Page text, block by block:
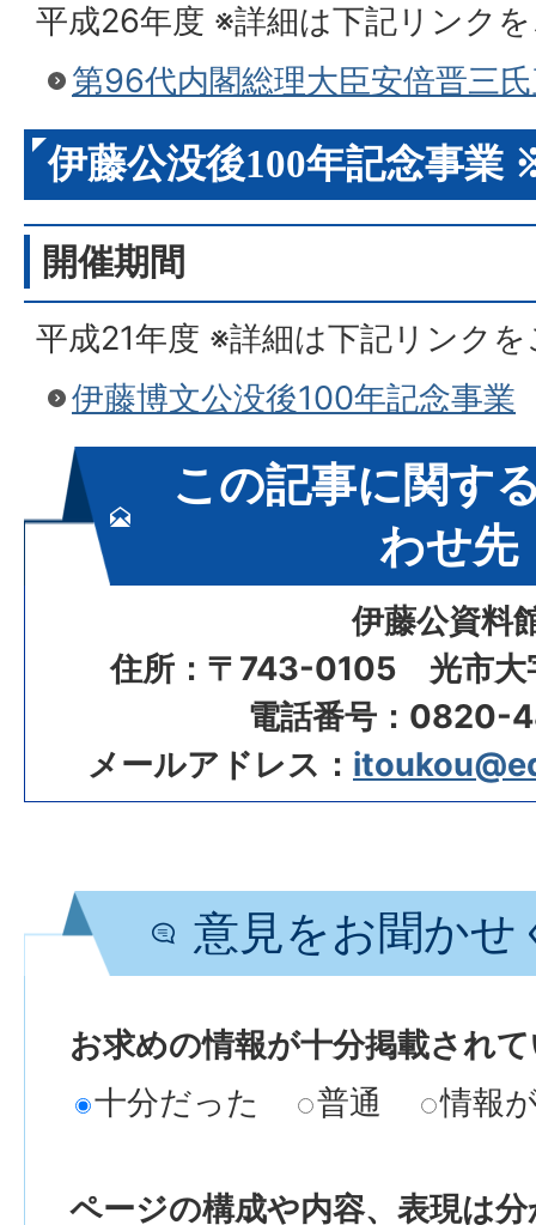
平成26年度 ※詳細は下記リンク
第96代内閣総理大臣安倍晋三
伊藤公没後100年記念事業
開催期間
平成21年度 ※詳細は下記リンク
伊藤博文公没後100年記念事業
この記事に関す
わせ先
伊藤公資料
住所：〒743-0105 光市大
電話番号：0820-
メールアドレス：
意見をお聞かせ
お求めの情報が十分掲載され
十分だった
普通 情報
ページの構成や内容、表現は